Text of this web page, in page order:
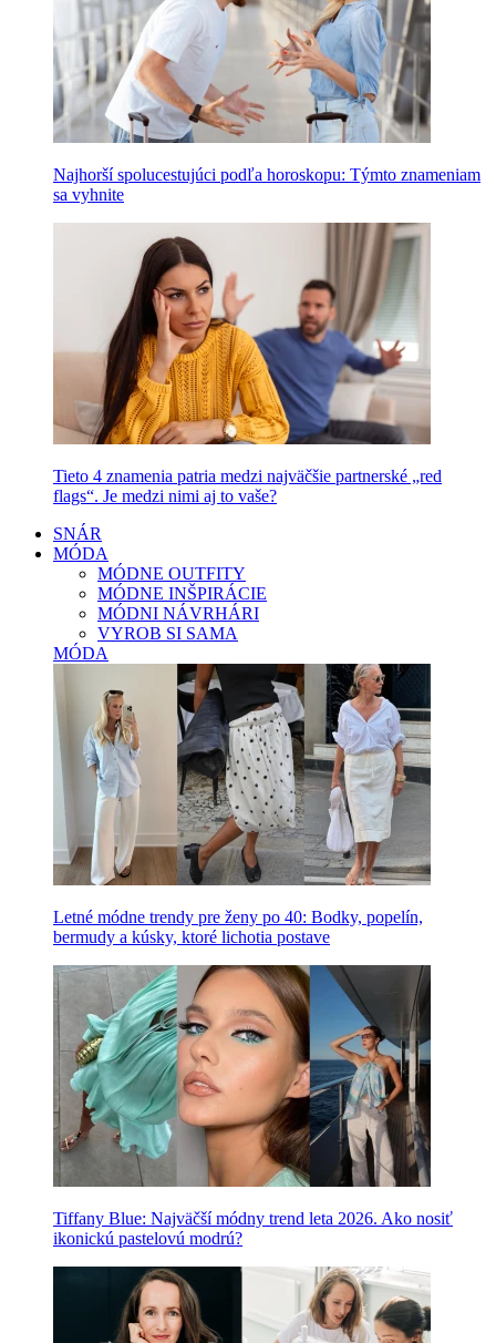
Najhorší spolucestujúci podľa horoskopu: Týmto znameniam
sa vyhnite
Tieto 4 znamenia patria medzi najväčšie partnerské „red
flags“. Je medzi nimi aj to vaše?
SNÁR
MÓDA
MÓDNE OUTFITY
MÓDNE INŠPIRÁCIE
MÓDNI NÁVRHÁRI
VYROB SI SAMA
MÓDA
Letné módne trendy pre ženy po 40: Bodky, popelín,
bermudy a kúsky, ktoré lichotia postave
Tiffany Blue: Najväčší módny trend leta 2026. Ako nosiť
ikonickú pastelovú modrú?